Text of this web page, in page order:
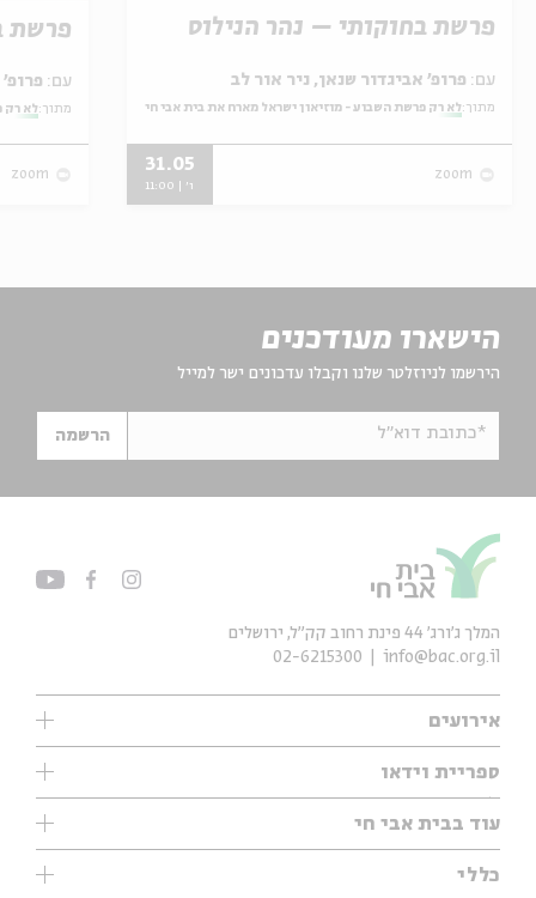
פרשת בחוקותי – נהר הנילוס
עם:
מתוך: לא רק פרשת השבוע - מוזיאון ישראל מארח את בית אבי חי
zoom
31.05
ו' | 11:00
פרשת
עם:
מתוך: לא רק
zoom
הישארו מעודכנים
הירשמו לניוזלטר שלנו וקבלו עדכונים ישר למייל
*כתובת דוא"ל הרשמה
אירועים
אנגלית
נוער
ספריית וידאו
עיון
עוד בבית אבי חי
כללי
המלך ג'ורג' 44 פינת רחוב קק״ל, ירושלים
info@bac.org.il
02-6215300